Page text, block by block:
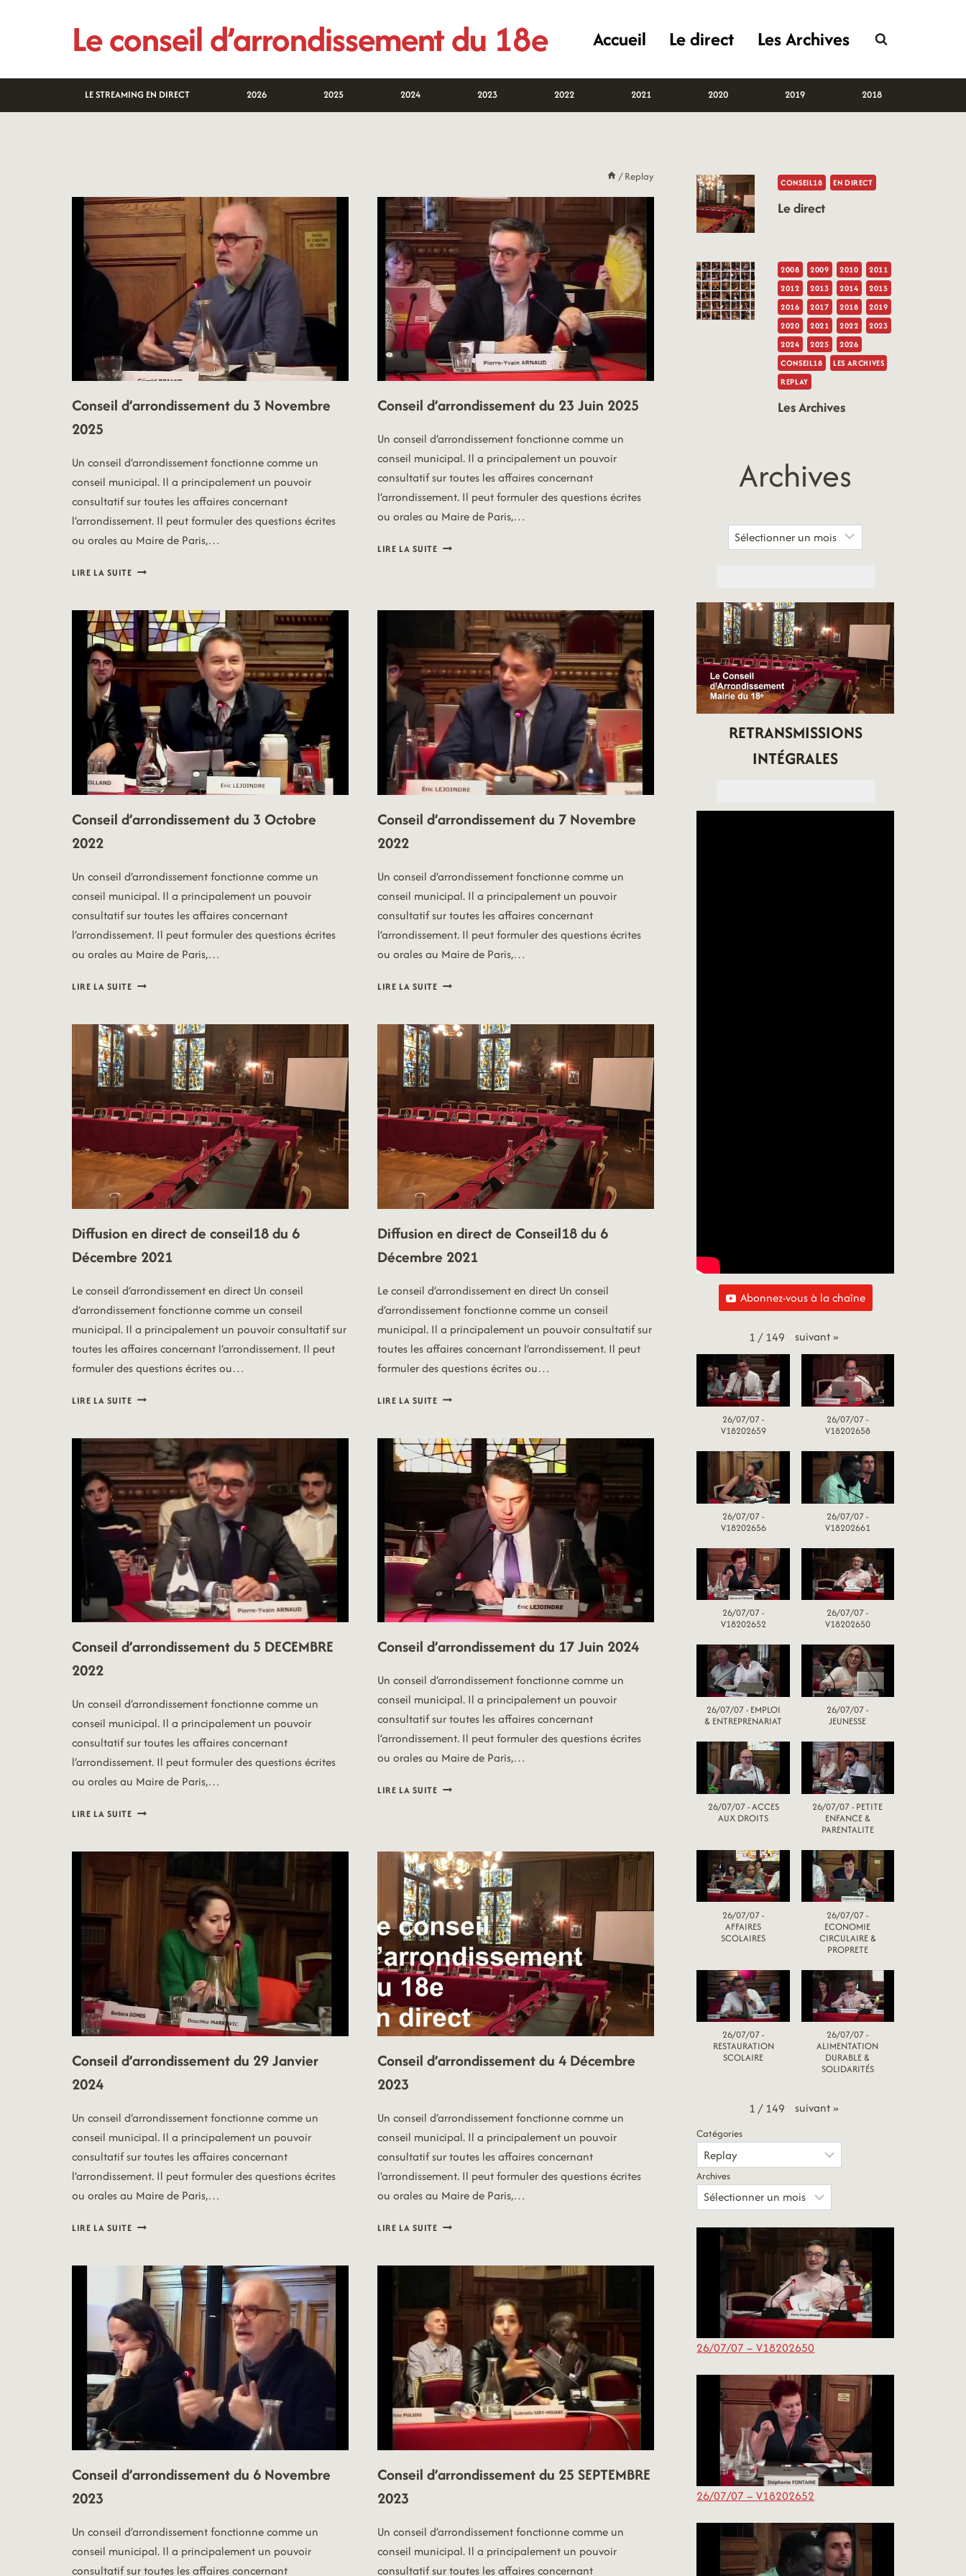
Le conseil d’arrondissement du 18e Accueil Le direct Les Archives
LE STREAMING EN DIRECT 2026 2025 2024 2023 2022 2021 2020 2019 2018
/ Replay
Conseil d’arrondissement du 3 Novembre
2025
Un conseil d’arrondissement fonctionne comme un
conseil municipal. Il a principalement un pouvoir
consultatif sur toutes les affaires concernant
l’arrondissement. Il peut formuler des questions écrites
ou orales au Maire de Paris,…
LIRE LA SUITECONSEIL
3
NOVEMBRE
2025
Conseil d’arrondissement du 23 Juin 2025
Un conseil d’arrondissement fonctionne comme un
conseil municipal. Il a principalement un pouvoir
consultatif sur toutes les affaires concernant
l’arrondissement. Il peut formuler des questions écrites
ou orales au Maire de Paris,…
LIRE LA SUITECONSEIL
2025
Conseil d’arrondissement du 3 Octobre
2022
Un conseil d’arrondissement fonctionne comme un
conseil municipal. Il a principalement un pouvoir
consultatif sur toutes les affaires concernant
l’arrondissement. Il peut formuler des questions écrites
ou orales au Maire de Paris,…
LIRE LA SUITECONSEIL
3
OCTOBRE
Conseil d’arrondissement du 7 Novembre
2022
Un conseil d’arrondissement fonctionne comme un
conseil municipal. Il a principalement un pouvoir
consultatif sur toutes les affaires concernant
l’arrondissement. Il peut formuler des questions écrites
ou orales au Maire de Paris,…
LIRE LA SUITECONSEIL
7
NOVEMBRE
Diffusion en direct de conseil18 du 6
Décembre 2021
Le conseil d’arrondissement en direct Un conseil
d’arrondissement fonctionne comme un conseil
municipal. Il a principalement un pouvoir consultatif sur
toutes les affaires concernant l’arrondissement. Il peut
formuler des questions écrites ou…
LIRE LA SUITEDIFFUSION
DE
CONSEIL18
DU
6
DÉCEMBRE
2021
Diffusion en direct de Conseil18 du 6
Décembre 2021
Le conseil d’arrondissement en direct Un conseil
d’arrondissement fonctionne comme un conseil
municipal. Il a principalement un pouvoir consultatif sur
toutes les affaires concernant l’arrondissement. Il peut
formuler des questions écrites ou…
LIRE LA SUITEDIFFUSION
DE
CONSEIL18
DU
DÉCEMBRE
2021
Conseil d’arrondissement du 5 DECEMBRE
2022
Un conseil d’arrondissement fonctionne comme un
conseil municipal. Il a principalement un pouvoir
consultatif sur toutes les affaires concernant
l’arrondissement. Il peut formuler des questions écrites
ou orales au Maire de Paris,…
LIRE LA SUITECONSEIL
5
DECEMBRE
Conseil d’arrondissement du 17 Juin 2024
Un conseil d’arrondissement fonctionne comme un
conseil municipal. Il a principalement un pouvoir
consultatif sur toutes les affaires concernant
l’arrondissement. Il peut formuler des questions écrites
ou orales au Maire de Paris,…
LIRE LA SUITECONSEIL
2024
Conseil d’arrondissement du 29 Janvier
2024
Un conseil d’arrondissement fonctionne comme un
conseil municipal. Il a principalement un pouvoir
consultatif sur toutes les affaires concernant
l’arrondissement. Il peut formuler des questions écrites
ou orales au Maire de Paris,…
LIRE LA SUITECONSEIL
29
JANVIER
2024
Conseil d’arrondissement du 4 Décembre
2023
Un conseil d’arrondissement fonctionne comme un
conseil municipal. Il a principalement un pouvoir
consultatif sur toutes les affaires concernant
l’arrondissement. Il peut formuler des questions écrites
ou orales au Maire de Paris,…
LIRE LA SUITECONSEIL
4
DÉCEMBRE
2023
Conseil d’arrondissement du 6 Novembre
2023
Un conseil d’arrondissement fonctionne comme un
conseil municipal. Il a principalement un pouvoir
consultatif sur toutes les affaires concernant
Conseil d’arrondissement du 25 SEPTEMBRE
2023
Un conseil d’arrondissement fonctionne comme un
conseil municipal. Il a principalement un pouvoir
consultatif sur toutes les affaires concernant
CONSEIL18 EN DIRECT
Le direct
2008 2009 2010
2011
2012
2013 2014
2015
2016
2017 2018
2019
2020
2021 2022
2023
2024
2025
2026
CONSEIL18
LES ARCHIVES
REPLAY
Les Archives
Archives
RETRANSMISSIONS
INTÉGRALES
Abonnez-vous à la chaîne
1 / 149 suivant»
26/07/07 -
V18202659
26/07/07 -
V18202658
26/07/07 -
V18202656
26/07/07 -
V18202661
26/07/07 -
V18202652
26/07/07 -
V18202650
26/07/07 - EMPLOI
& ENTREPRENARIAT
26/07/07 -
JEUNESSE
26/07/07 - ACCES
AUX DROITS
26/07/07 - PETITE
ENFANCE &
PARENTALITE
26/07/07 -
AFFAIRES
SCOLAIRES
26/07/07 -
ECONOMIE
CIRCULAIRE &
PROPRETE
26/07/07 -
RESTAURATION
SCOLAIRE
26/07/07 -
ALIMENTATION
DURABLE &
SOLIDARITÉS
1 / 149 suivant»
Catégories
Archives
26/07/07 – V18202650
26/07/07 – V18202652